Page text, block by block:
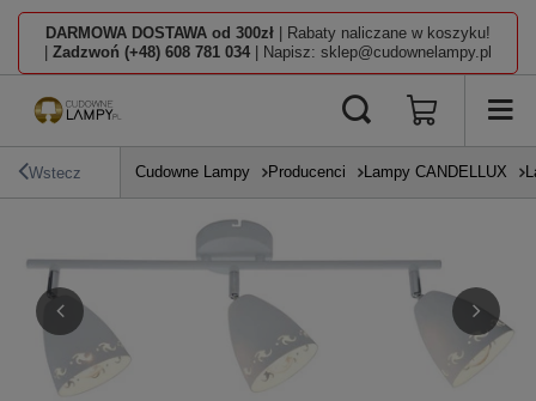
DARMOWA DOSTAWA od 300zł | Rabaty naliczane w koszyku!
Zadzwoń (+48) 608 781 034 | Napisz: sklep@cudownelampy.pl
Wstecz Cudowne Lampy Producenci Lampy CANDELLUX